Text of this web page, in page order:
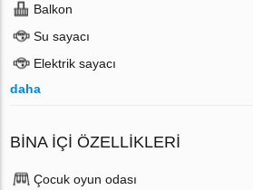
Balkon
Su sayacı
Elektrik sayacı
daha
BINA İÇI ÖZELLIKLERI
Çocuk oyun odası